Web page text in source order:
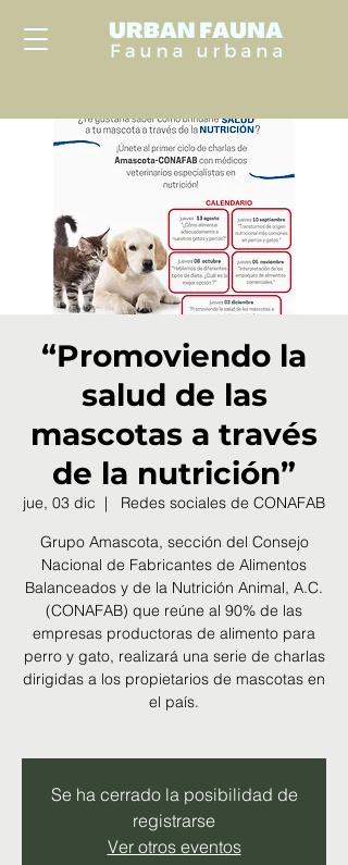
“Promoviendo la
salud de las
mascotas a través
de la nutrición”
jue, 03 dic
  |
Redes sociales de CONAFAB
Grupo Amascota, sección del Consejo
Nacional de Fabricantes de Alimentos
Balanceados y de la Nutrición Animal, A.C.
(CONAFAB) que reúne al 90% de las
empresas productoras de alimento para
perro y gato, realizará una serie de charlas
dirigidas a los propietarios de mascotas en
el país.
Se ha cerrado la posibilidad de
registrarse
Ver otros eventos